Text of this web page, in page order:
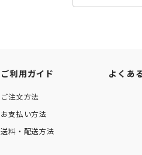
ご利用ガイド
ご注文方法
お支払い方法
送料・配送方法
よくあ